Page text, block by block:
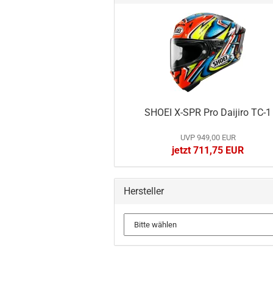
SHOEI X-SPR Pro Daijiro TC-1
UVP 949,00 EUR
jetzt 711,75 EUR
Hersteller